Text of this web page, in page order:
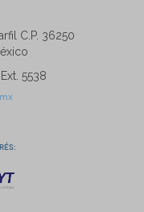
C.P. 36250
5538